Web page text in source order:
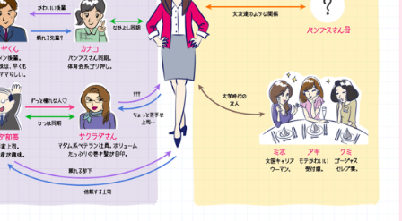
ILLUSTRATIONS